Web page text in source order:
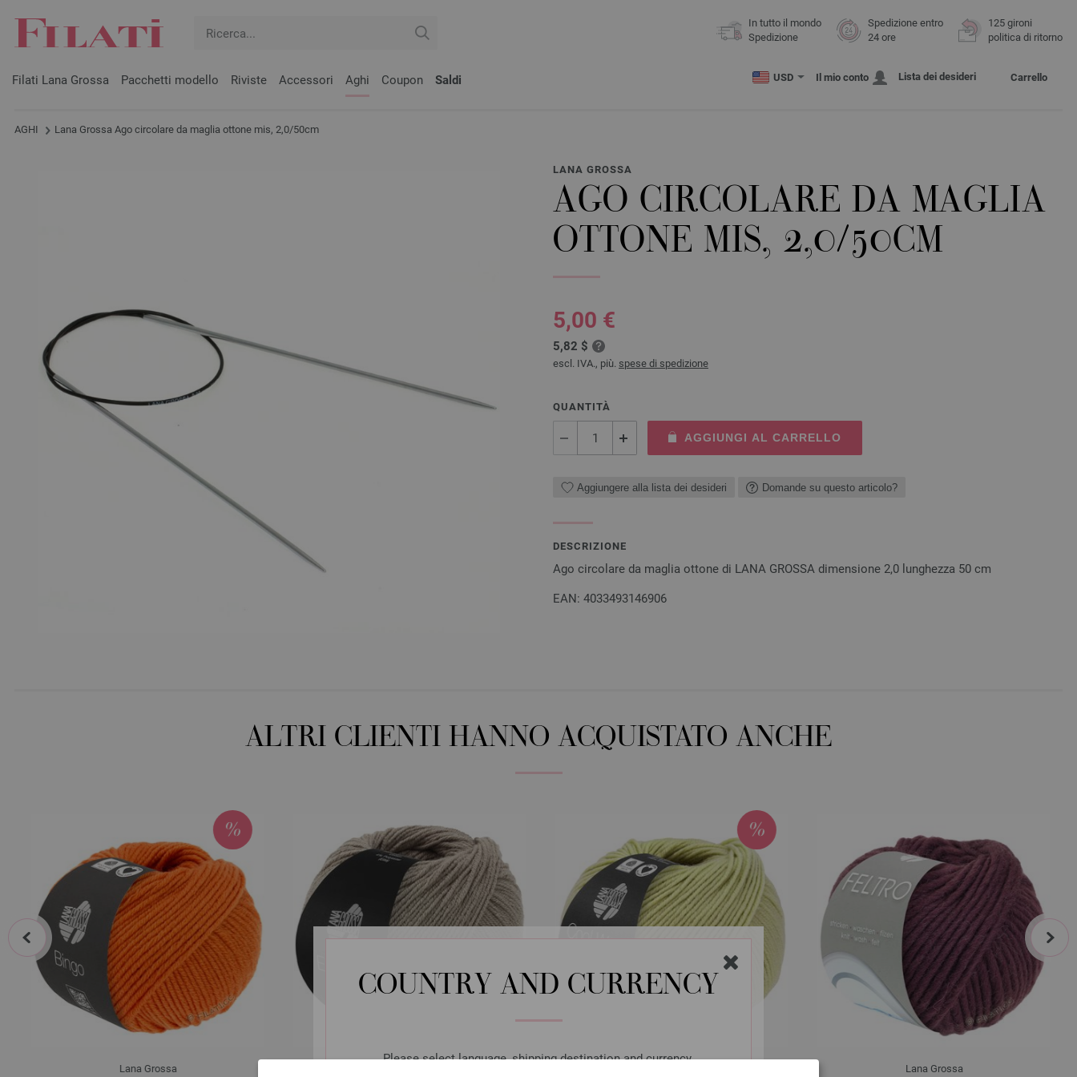
COUNTRY AND CURRENCY
Please select language, shipping destination and currency.
In tutto il mondo
Spedizione
Spedizione entro
24 ore
125 gironi
politica di ritorno
Filati Lana Grossa Pacchetti modello Riviste Accessori Aghi Coupon Saldi USD Il mio conto Lista dei desideri Carrello
AGHI Lana Grossa Ago circolare da maglia ottone mis, 2,0/50cm
LANA GROSSA
AGO CIRCOLARE DA MAGLIA
OTTONE MIS, 2,0/50CM
5,00 €
5,82 $
escl. IVA., più. spese di spedizione
QUANTITÀ
AGGIUNGI AL CARRELLO
Aggiungere alla lista dei desideri Domande su questo articolo?
DESCRIZIONE
Ago circolare da maglia ottone di LANA GROSSA dimensione 2,0 lunghezza 50 cm
EAN: 4033493146906
ALTRI CLIENTI HANNO ACQUISTATO ANCHE
Lana Grossa Lana Grossa
prev next